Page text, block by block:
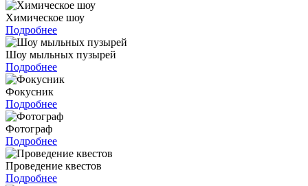
Химическое шоу
Подробнее
Шоу мыльных пузырей
Подробнее
Фокусник
Подробнее
Фотограф
Подробнее
Проведение квестов
Подробнее